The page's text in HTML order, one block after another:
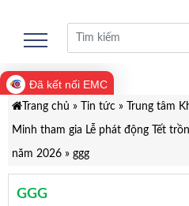
Đã kết nối EMC
Trang chủ » Tin tức»
Trung tâm
Minh tham gia Lễ phát động Tết
năm 2026» ggg
GGG